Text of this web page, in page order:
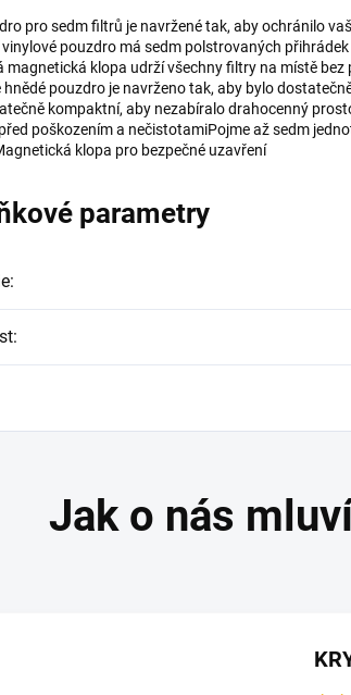
pro sedm filtrů je navržené tak, aby ochránilo
pouzdro má sedm polstrovaných přihrádek
magnetická klopa udrží všechny filtry na místě
hnědé pouzdro je navrženo tak, aby bylo
kompaktní, aby nezabíralo drahocenný
poškozením a nečistotamiPojme až sedm
klopa pro bezpečné uzavření
parametry
:
: